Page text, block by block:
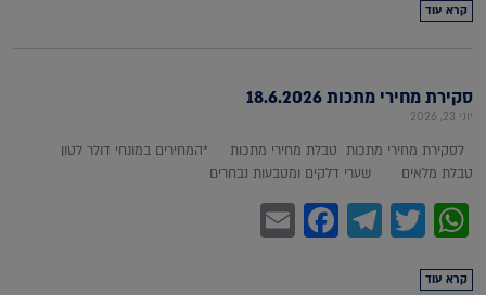
קרא עוד
סקירת מחירי מתכות 18.6.2026
יוני 23, 2026
לסקירת מחירי מתכות טבלת מחירי מתכות *המחירים במונחי דולר לטון
טבלת מלאים שערי דלקים ומטבעות נבחרים
WhatsApp
Twitter
Telegram
Facebook
קרא עוד